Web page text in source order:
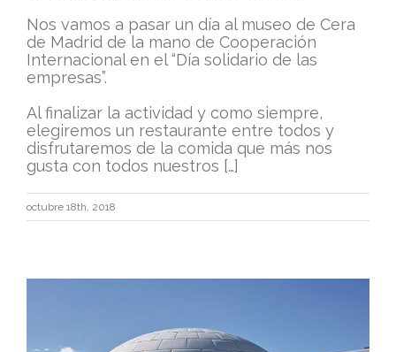
Nos vamos a pasar un día al museo de Cera
de Madrid de la mano de Cooperación
Internacional en el “Día solidario de las
empresas”.
Al finalizar la actividad y como siempre,
elegiremos un restaurante entre todos y
disfrutaremos de la comida que más nos
gusta con todos nuestros […]
octubre 18th, 2018